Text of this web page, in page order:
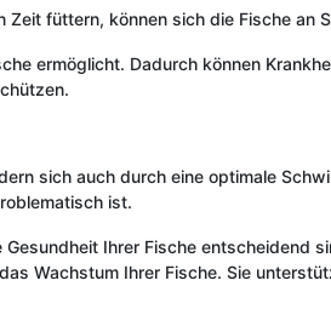
füttern, können sich die Fische an
ermöglicht. Dadurch können
sich auch durch eine optimale
ist.
Ihrer Fische entscheidend
Wachstum Ihrer Fische. Sie